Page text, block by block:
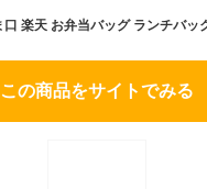
この商品をサイトでみる